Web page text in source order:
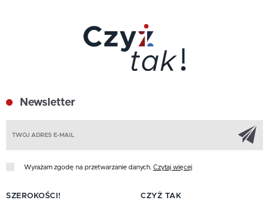
Newsletter
Wyrażam zgodę na przetwarzanie danych. Czytaj więcej
SZEROKOŚCI! CZYŻ TAK